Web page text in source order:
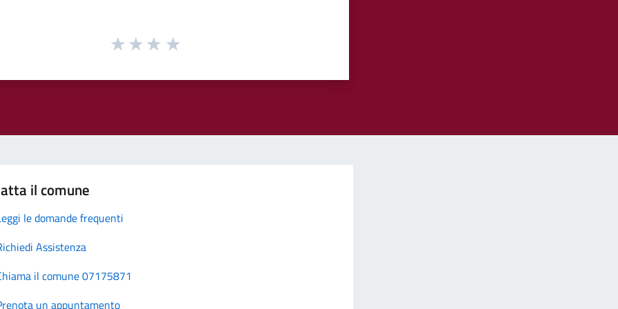
il comune
le domande frequenti
Assistenza
il comune 07175871
un appuntamento